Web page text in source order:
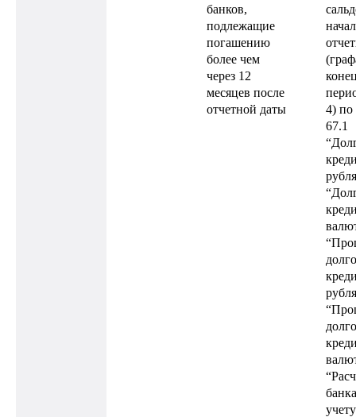
банков,
подлежащие
погашению
более чем
через 12
месяцев после
отчетной даты
4) по
67.1
учету